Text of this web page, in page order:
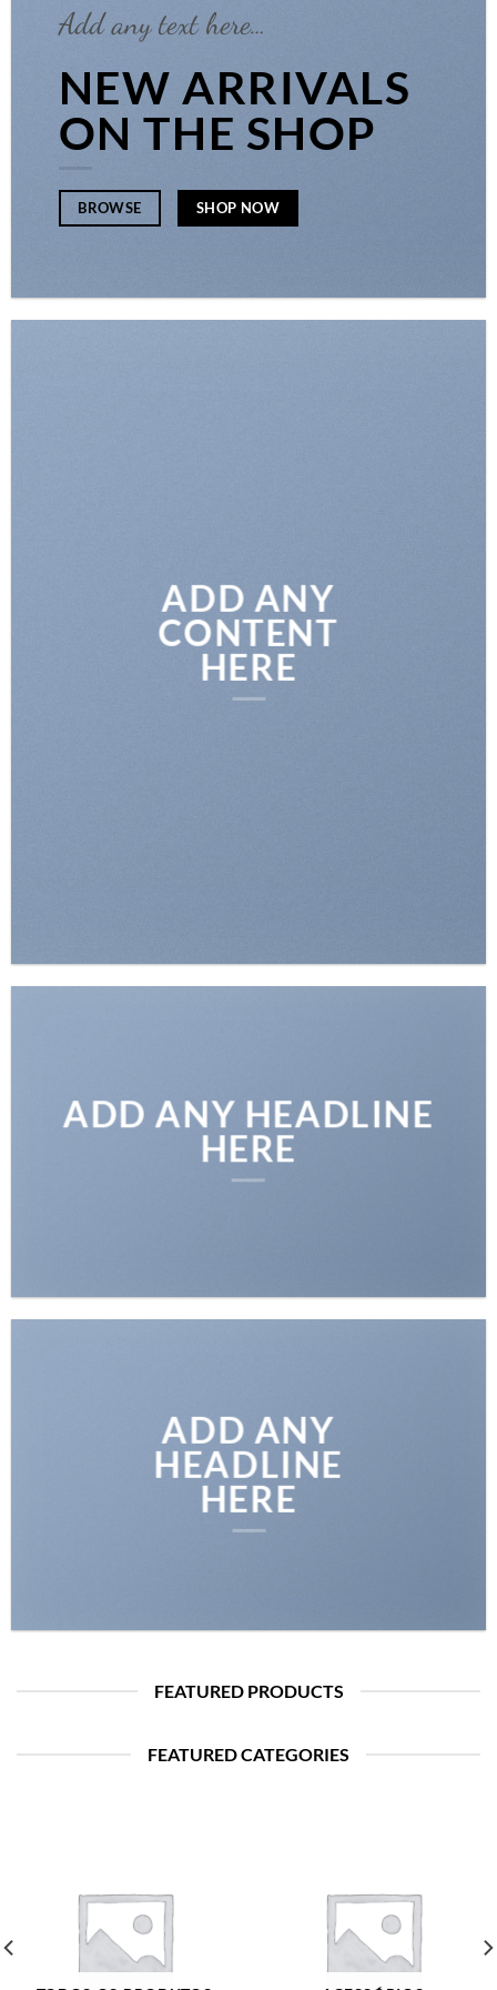
Add any text here…
NEW ARRIVALS
ON THE SHOP
BROWSE SHOP NOW
ADD ANY
CONTENT
HERE
ADD ANY HEADLINE
HERE
ADD ANY
HEADLINE
HERE
FEATURED PRODUCTS
FEATURED CATEGORIES